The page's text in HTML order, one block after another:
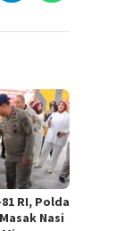
RI, Polda
Nasi